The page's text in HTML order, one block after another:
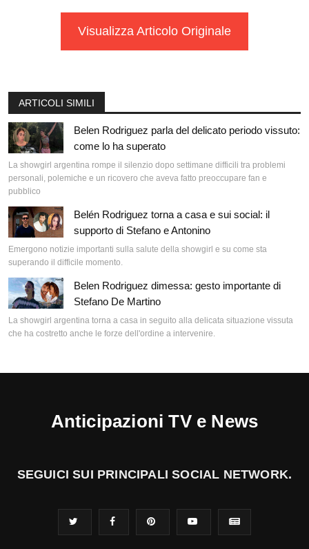
Visualizza Articolo Originale
ARTICOLI SIMILI
Belen Rodriguez parla del delicato periodo vissuto:
come lo ha superato
La showgirl argentina rompe il silenzio dopo settimane difficili tra problemi
personali, polemiche e un ricovero che aveva fatto preoccupare fan e
pubblico
Belén Rodriguez torna a casa e sui social: il
supporto di Stefano e Antonino
Emergono notizie importanti sulla salute della showgirl e su come sta
superando il difficile momento.
Belen Rodriguez dimessa: gesto importante di
Stefano De Martino
La showgirl argentina torna a casa in seguito alla delicata situazione vissuta
che ha costretto anche le forze dell'ordine a intervenire.
Anticipazioni TV e News
SEGUICI SUI PRINCIPALI SOCIAL NETWORK.